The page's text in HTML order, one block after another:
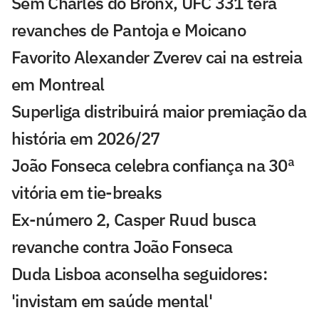
revanches de Pantoja e Moicano
Favorito Alexander Zverev cai na estreia
em Montreal
Superliga distribuirá maior premiação da
história em 2026/27
João Fonseca celebra confiança na 30ª
vitória em tie-breaks
Ex-número 2, Casper Ruud busca
revanche contra João Fonseca
Duda Lisboa aconselha seguidores:
'invistam em saúde mental'